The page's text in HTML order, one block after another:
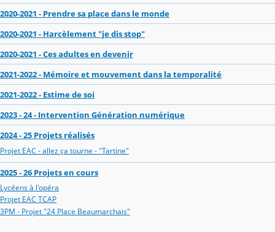
2020-2021 - Prendre sa place dans le monde
2020-2021 - Harcèlement "je dis stop"
2020-2021 - Ces adultes en devenir
2021-2022 - Mémoire et mouvement dans la temporalité
2021-2022 - Estime de soi
2023 - 24 - Intervention Génération numérique
2024 - 25 Projets réalisés
Projet EAC - allez ça tourne - "Tartine"
2025 - 26 Projets en cours
Lycéens à l'opéra
Projet EAC TCAP
3PM - Projet "24 Place Beaumarchais"